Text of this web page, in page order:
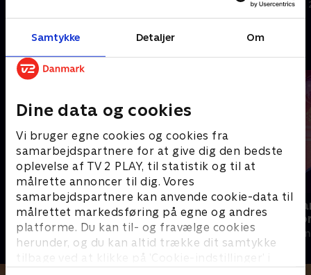
Samtykke Detaljer Om
Dine data og cookies
Vi bruger egne cookies og cookies fra
samarbejdspartnere for at give dig den bedste
oplevelse af TV 2 PLAY, til statistik og til at
målrette annoncer til dig. Vores
samarbejdspartnere kan anvende cookie-data til
målrettet markedsføring på egne og andres
platforme. Du kan til- og fravælge cookies
herunder, og du kan altid trække dit samtykke
tilbage ved at klikke på ’Cookie-indstillinger’ i
28. august 2024 • 10 min
28. august 2024 • 9 min
Sverri - den olympiske drøm
2024 • Dokumentar • 37 min
Kim
2021 •